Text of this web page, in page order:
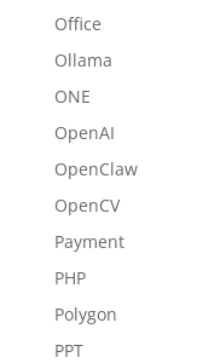
Office
Ollama
ONE
OpenAI
OpenClaw
OpenCV
Payment
PHP
Polygon
PPT